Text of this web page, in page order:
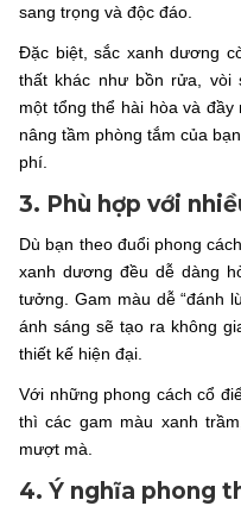
sang trọng và độc đáo.
Đặc biệt, sắc xanh dương
thất khác như bồn rửa, vòi
một tổng thể hài hòa và
nâng tầm phòng tắm của
phí.
3. Phù hợp với
Dù bạn theo đuổi phong
xanh dương đều dễ dàng
tưởng. Gam màu dễ “đánh
ánh sáng sẽ tạo ra không
thiết kế hiện đại.
Với những phong cách cổ
thì các gam màu xanh
mượt mà.
4. Ý nghĩa phong